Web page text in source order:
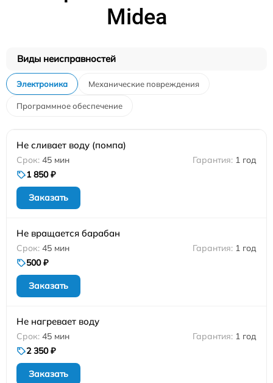
Midea
Виды неисправностей
Электроника Механические повреждения
Программное обеспечение
Не сливает воду (помпа)
45 мин
1 год
1 850 ₽
Заказать
Не вращается барабан
45 мин
1 год
500 ₽
Заказать
Не нагревает воду
45 мин
1 год
2 350 ₽
Заказать